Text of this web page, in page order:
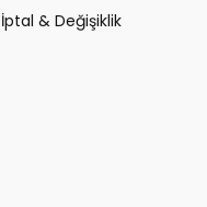
İptal & Değişiklik